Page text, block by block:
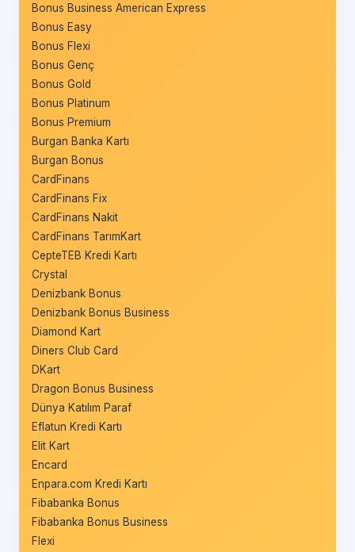
Bonus Business American Express
Bonus Easy
Bonus Flexi
Bonus Genç
Bonus Gold
Bonus Platinum
Bonus Premium
Burgan Banka Kartı
Burgan Bonus
CardFinans
CardFinans Fix
CardFinans Nakit
CardFinans TarımKart
CepteTEB Kredi Kartı
Crystal
Denizbank Bonus
Denizbank Bonus Business
Diamond Kart
Diners Club Card
DKart
Dragon Bonus Business
Dünya Katılım Paraf
Eflatun Kredi Kartı
Elit Kart
Encard
Enpara.com Kredi Kartı
Fibabanka Bonus
Fibabanka Bonus Business
Flexi